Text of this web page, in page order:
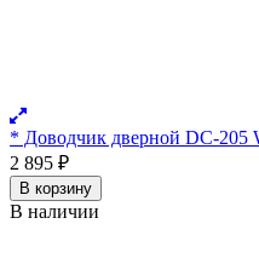
* Доводчик дверной DC-205
2 895 ₽
В корзину
В наличии